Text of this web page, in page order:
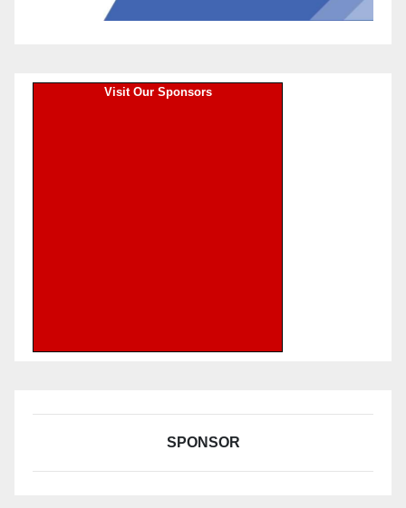
Visit Our Sponsors
SPONSOR